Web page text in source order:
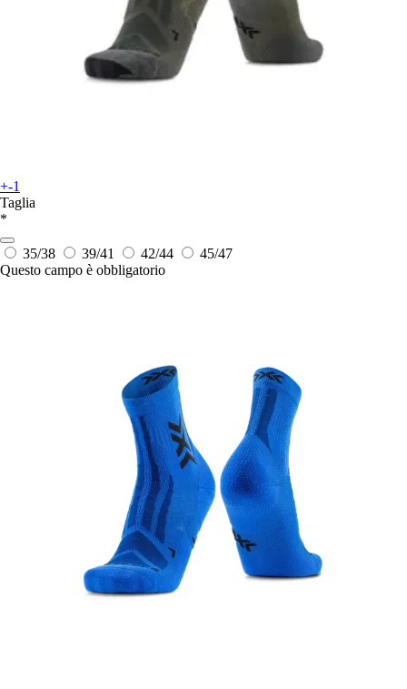
+-1
Taglia
*
35/38 39/41 42/44
45/47
Questo campo è obbligatorio